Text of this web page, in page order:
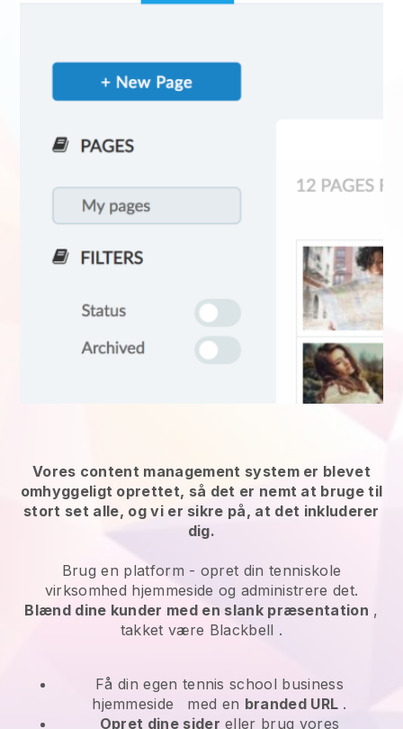
Vores content management system er blevet
omhyggeligt oprettet, så det er nemt at bruge til
stort set alle, og vi er sikre på, at det inkluderer
dig.
Brug en platform - opret din tenniskole
virksomhed hjemmeside og administrere det.
Blænd dine kunder med en slank præsentation ,
takket være Blackbell .
Få din egen tennis school business
hjemmeside
med en branded URL .
Opret dine sider eller brug vores